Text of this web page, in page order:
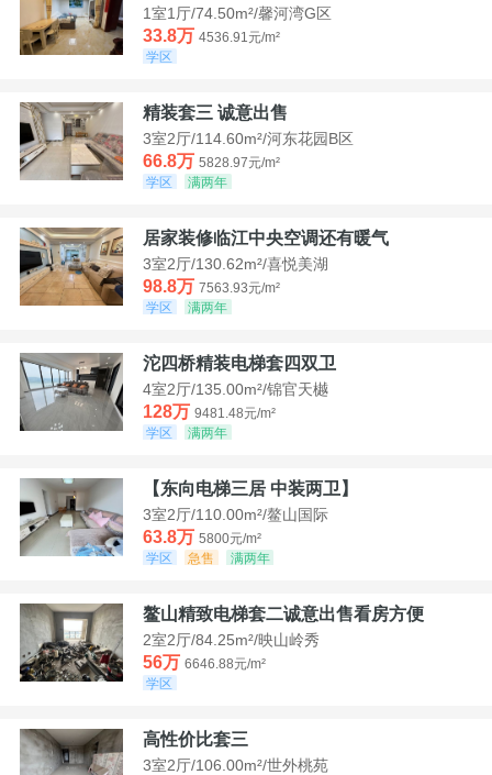
1室1厅/74.50m²/馨河湾G区
33.8万 4536.91元/m²
学区
精装套三 诚意出售
3室2厅/114.60m²/河东花园B区
66.8万 5828.97元/m²
学区
满两年
居家装修临江中央空调还有暖气
3室2厅/130.62m²/喜悦美湖
98.8万 7563.93元/m²
学区
满两年
沱四桥精装电梯套四双卫
4室2厅/135.00m²/锦官天樾
128万 9481.48元/m²
学区
满两年
【东向电梯三居 中装两卫】
3室2厅/110.00m²/鳌山国际
63.8万 5800元/m²
学区
急售 满两年
鳌山精致电梯套二诚意出售看房方便
2室2厅/84.25m²/映山岭秀
56万 6646.88元/m²
学区
高性价比套三
3室2厅/106.00m²/世外桃苑